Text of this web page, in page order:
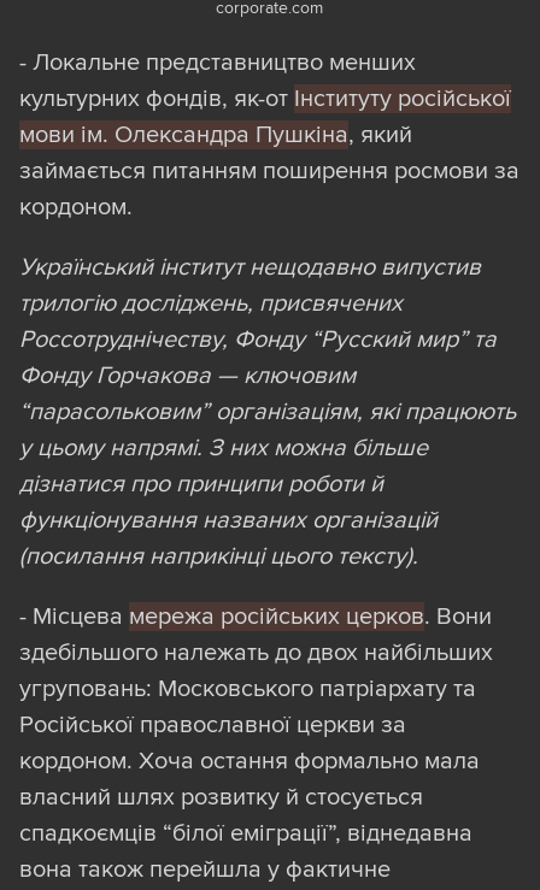
Зважаючи на все це, представляємо тут
бета-версію протобази прихильників
Росії, яку з часом будемо корегувати й
доповнювати. Заохочуємо писати нам
ми розглянемо всі й візьмемо їх до уваги
під час підготовки наступного оновлення
проєкту. Спойлер: ми фізично не маємо
змоги розповісти всі цікаві історії,
пов’язані з фігурантами цього проєкту,
тому заохочуємо читачів шукати їх у
нашій базі.
corporate.com
- Локальне представництво менших
культурних фондів, як-от Інституту російської
мови ім. Олександра Пушкіна, який
займається питанням поширення росмови за
кордоном.
Український інститут нещодавно випустив
трилогію досліджень, присвячених
Россотруднічеству, Фонду “Русский мир” та
Фонду Горчакова — ключовим
“парасольковим” організаціям, які працюють
у цьому напрямі. З них можна більше
дізнатися про принципи роботи й
функціонування названих організацій
(посилання наприкінці цього тексту).
- Місцева мережа російських церков. Вони
здебільшого належать до двох найбільших
угруповань: Московського патріархату та
Російської православної церкви за
кордоном. Хоча остання формально мала
власний шлях розвитку й стосується
спадкоємців “білої еміграції”, віднедавна
вона також перейшла у фактичне